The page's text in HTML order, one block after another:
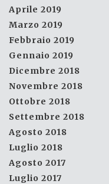
Aprile 2019
Marzo 2019
Febbraio 2019
Gennaio 2019
Dicembre 2018
Novembre 2018
Ottobre 2018
Settembre 2018
Agosto 2018
Luglio 2018
Agosto 2017
Luglio 2017